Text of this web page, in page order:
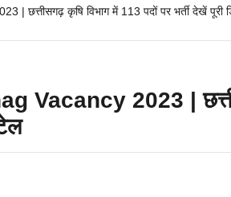
छत्तीसगढ़ कृषि विभाग में 113 पदों पर भर्ती देखें पूरी
Vacancy 2023 |